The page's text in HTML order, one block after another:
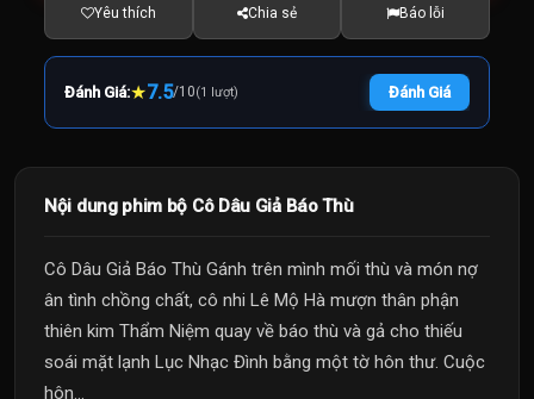
Yêu thích Chia sẻ Báo lỗi
Đánh Giá:★7.5/10(1 lượt) Đánh Giá
Nội dung phim bộ Cô Dâu Giả Báo Thù
Cô Dâu Giả Báo Thù Gánh trên mình mối thù và món nợ
ân tình chồng chất, cô nhi Lê Mộ Hà mượn thân phận
thiên kim Thẩm Niệm quay về báo thù và gả cho thiếu
soái mặt lạnh Lục Nhạc Đình bằng một tờ hôn thư. Cuộc
hôn...